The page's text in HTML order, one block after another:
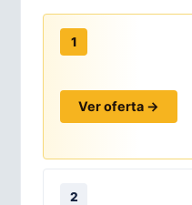
1
Ver oferta →
2